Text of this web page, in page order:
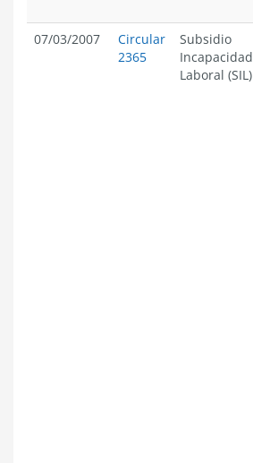
07/03/2007
Circular
2365
Subsidio
Incapacidad
Laboral (SIL)